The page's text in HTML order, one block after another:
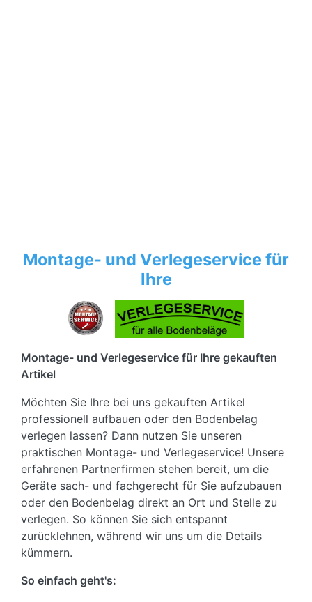
Montage- und Verlegeservice für
Ihre
Montage- und Verlegeservice für Ihre gekauften
Artikel
Möchten Sie Ihre bei uns gekauften Artikel
professionell aufbauen oder den Bodenbelag
verlegen lassen? Dann nutzen Sie unseren
praktischen Montage- und Verlegeservice! Unsere
erfahrenen Partnerfirmen stehen bereit, um die
Geräte sach- und fachgerecht für Sie aufzubauen
oder den Bodenbelag direkt an Ort und Stelle zu
verlegen. So können Sie sich entspannt
zurücklehnen, während wir uns um die Details
kümmern.
So einfach geht's: